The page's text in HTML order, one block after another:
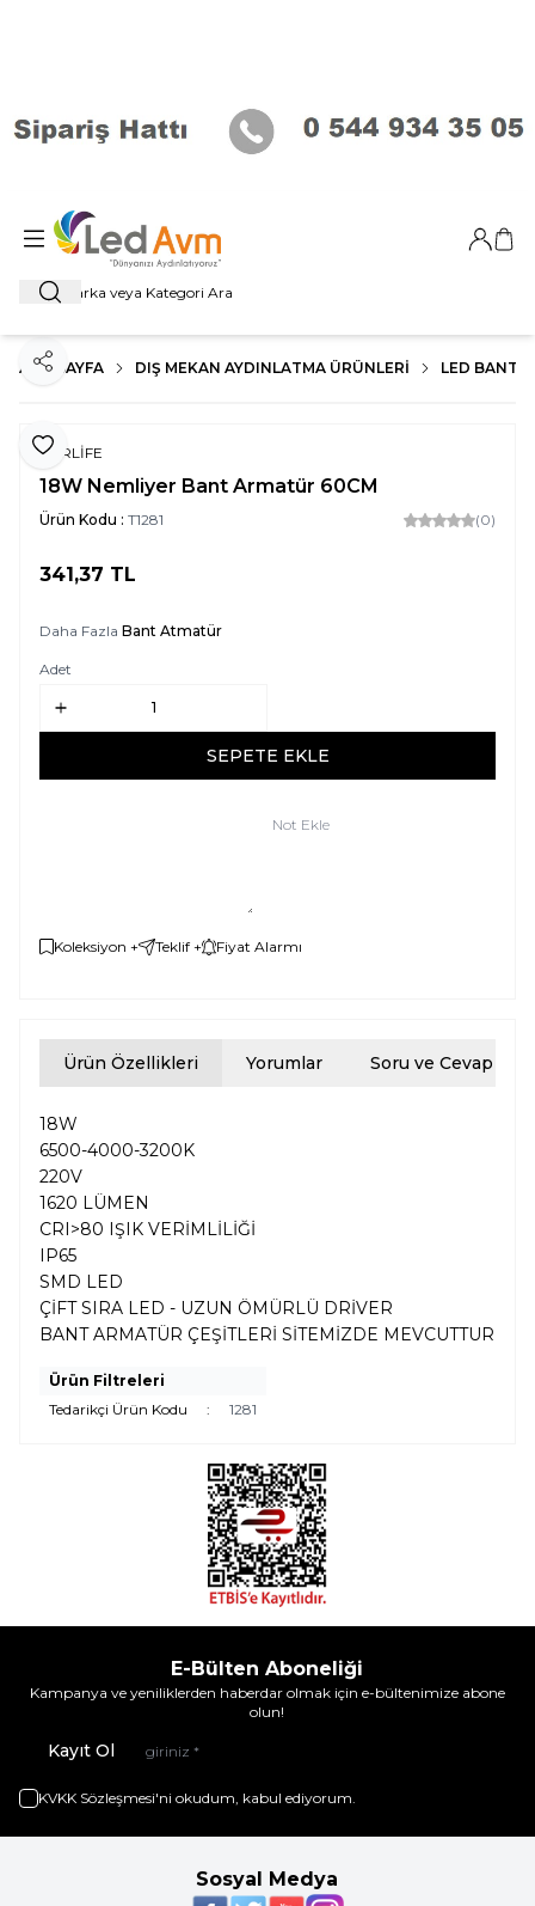
Ara
Giriş
ANA SAYFA DIŞ MEKAN AYDINLATMA ÜRÜNLERI LED BANT
Favoriye Ekle
Paylaş
FORLİFE
18W Nemliyer Bant Armatür 60CM
Ürün Kodu : T1281 (0)
341,37 TL
Daha Fazla Bant Atmatür
Adet
SEPETE EKLE
Not Ekle
Koleksiyon + Teklif + Fiyat Alarmı
Ürün Özellikleri Yorumlar Soru ve Cevap
18W
6500-4000-3200K
220V
1620 LÜMEN
CRI>80 IŞIK VERİMLİLİĞİ
IP65
SMD LED
ÇİFT SIRA LED - UZUN ÖMÜRLÜ DRİVER
BANT ARMATÜR ÇEŞİTLERİ SİTEMİZDE MEVCUTTUR
Ürün Filtreleri
Tedarikçi Ürün Kodu
: 1281
E-Bülten Aboneliği
Kampanya ve yeniliklerden haberdar olmak için e-bültenimize abone
olun!
Kayıt Ol
KVKK Sözleşmesi'ni okudum, kabul ediyorum.
Sosyal Medya